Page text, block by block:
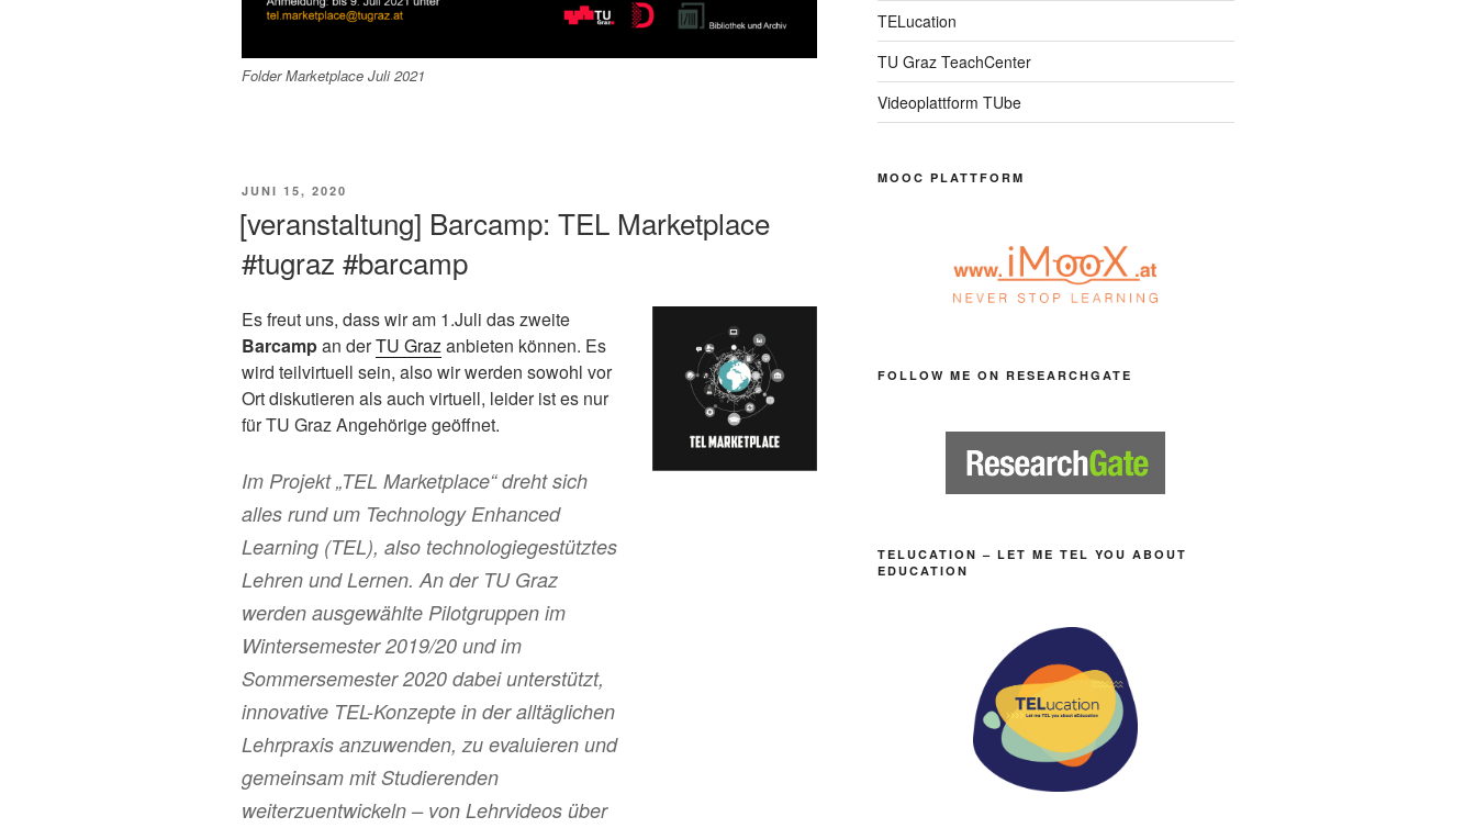
Folder Marketplace Juli 2021
VERÖFFENTLICHT
JUNI 15, 2020
[veranstaltung] Barcamp: TEL Marketplace
#tugraz #barcamp
Es freut uns, dass wir am 1.Juli das zweite
Barcampan derTU Grazanbieten können. Es
wird teilvirtuell sein, also wir werden sowohl vor
Ort diskutieren als auch virtuell, leider ist es nur
für TU Graz Angehörige geöffnet.
Im Projekt „TEL Marketplace“ dreht sich
alles rund um Technology Enhanced
Learning (TEL), also technologiegestütztes
Lehren und Lernen. An der TU Graz
werden ausgewählte Pilotgruppen im
Wintersemester 2019/20 und im
Sommersemester 2020 dabei unterstützt,
innovative TEL-Konzepte in der alltäglichen
Lehrpraxis anzuwenden, zu evaluieren und
gemeinsam mit Studierenden
weiterzuentwickeln – von Lehrvideos über
TELucation
TU Graz TeachCenter
Videoplattform TUbe
MOOC PLATTFORM
FOLLOW ME ON RESEARCHGATE
TELUCATION – LET ME TEL YOU ABOUT
EDUCATION